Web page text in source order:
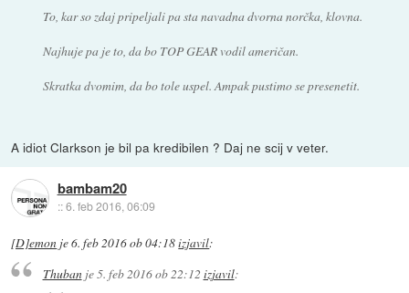
To, kar so zdaj pripeljali pa sta navadna dvorna norčka, klovna.
Najhuje pa je to, da bo TOP GEAR vodil američan.
Skratka dvomim, da bo tole uspel. Ampak pustimo se presenetit.
A idiot Clarkson je bil pa kredibilen ? Daj ne scij v veter.
bambam20
::6. feb 2016, 06:09
[D]emon je6. feb 2016 ob 04:18izjavil:
Thubanje5. feb 2016 ob 22:12 izjavil: